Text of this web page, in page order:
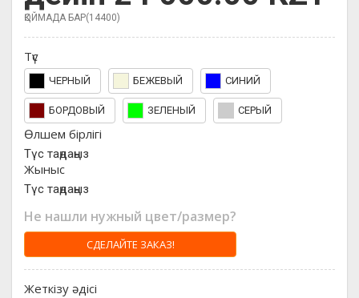
ҚОЙМАДА БАР(14400)
Түс
ЧЕРНЫЙ БЕЖЕВЫЙ СИНИЙ
БОРДОВЫЙ ЗЕЛЕНЫЙ СЕРЫЙ
Өлшем бірлігі
Түс таңдаңыз
Жыныс
Түс таңдаңыз
Не нашли нужный цвет/размер?
СДЕЛАЙТЕ ЗАКАЗ!
Жеткізу әдісі